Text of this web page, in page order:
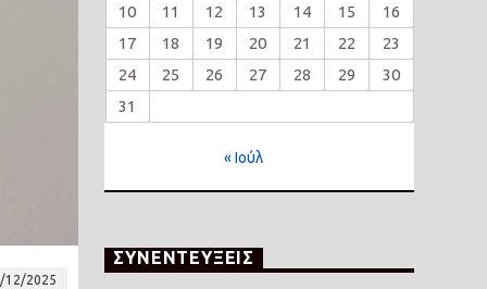
12/2025
10
11 12 13 14 15
16
17
18 19 20 21 22
23
24
25 26 27 28 29
30
31
« Ιούλ
ΣΥΝΕΝΤΕΥΞΕΙΣ